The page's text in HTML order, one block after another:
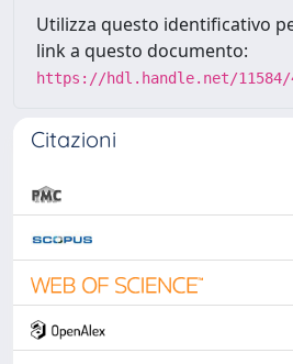
Utilizza questo identificativo
link a questo documento:
https://hdl.handle.net/11584/
Citazioni